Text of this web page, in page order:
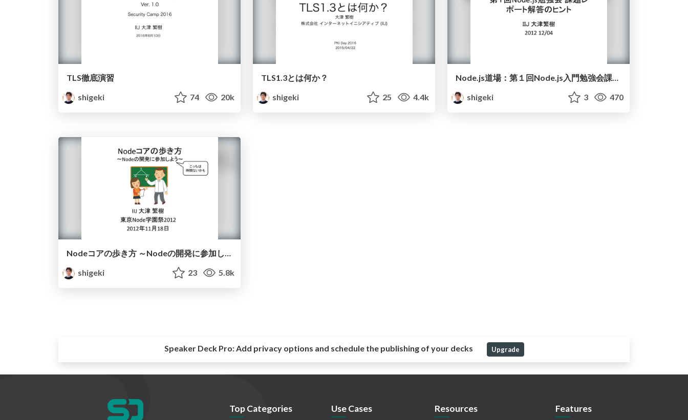
TLS徹底演習
shigeki
74 20k
TLS1.3とは何か？
shigeki
25 4.4k
Node.js道場：第１回Node.js入門勉強会課題レポート解答のヒント
shigeki
3 470
Nodeコアの歩き方 ～Nodeの開発に参加しよう～ [Node.js]
shigeki
23 5.8k
Speaker Deck Pro:Add privacy options and schedule the publishing of your decks Upgrade
Top Categories Use Cases Resources Features